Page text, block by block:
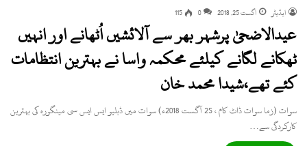
ایڈیٹر اگست 25, 2018 0
115
عیدالاضحیٰ پرشہر بھر سے آلائشیں اُٹھانے اور انہیں
ٹھکانے لگانے کیلئے محکمہ واسا نے بہترین انتظامات
کئے تھے،شیدا محمد خان
سوات (زما سوات ڈاٹ کام ، 25 آگست 2018ء) سوات میں ڈبلیو ایس ایس سی مینگورہ کی بہترین
کارکردگی سے…